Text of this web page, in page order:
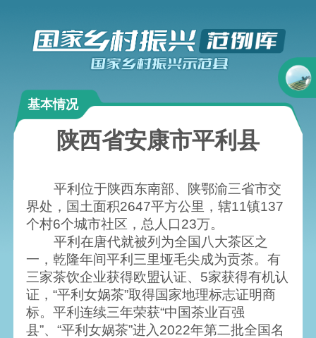
基本情况
陕西省安康市平利县
平利位于陕西东南部、陕鄂渝三省市交
界处，国土面积2647平方公里，辖11镇137
个村6个城市社区，总人口23万。
平利在唐代就被列为全国八大茶区之
一，乾隆年间平利三里垭毛尖成为贡茶。有
三家茶饮企业获得欧盟认证、5家获得有机认
证，“平利女娲茶”取得国家地理标志证明商
标。平利连续三年荣获“中国茶业百强
县”、“平利女娲茶”进入2022年第二批全国名